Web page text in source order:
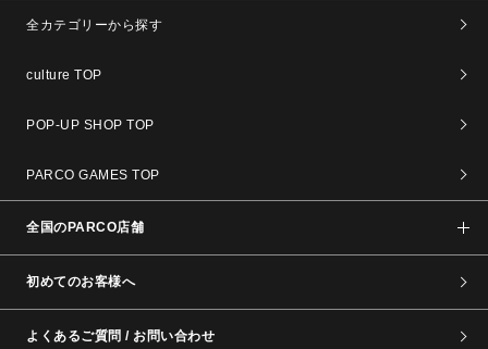
全カテゴリーから探す
culture TOP
POP-UP SHOP TOP
PARCO GAMES TOP
全国のPARCO店舗
初めてのお客様へ
よくあるご質問 / お問い合わせ